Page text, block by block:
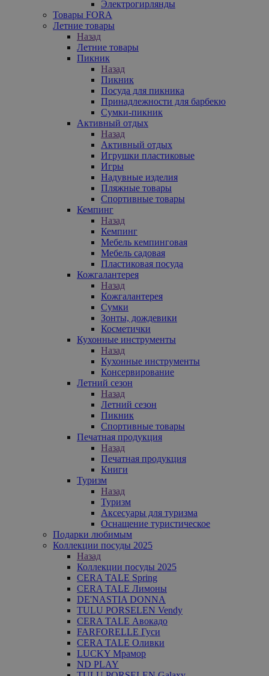
Электрогирлянды
Товары FORA
Летние товары
Назад
Летние товары
Пикник
Назад
Пикник
Посуда для пикника
Принадлежности для барбекю
Сумки-пикник
Активный отдых
Назад
Активный отдых
Игрушки пластиковые
Игры
Надувные изделия
Пляжные товары
Спортивные товары
Кемпинг
Назад
Кемпинг
Мебель кемпинговая
Мебель садовая
Пластиковая посуда
Кожгалантерея
Назад
Кожгалантерея
Сумки
Зонты, дождевики
Косметички
Кухонные инструменты
Назад
Кухонные инструменты
Консервирование
Летний сезон
Назад
Летний сезон
Пикник
Спортивные товары
Печатная продукция
Назад
Печатная продукция
Книги
Туризм
Назад
Туризм
Аксесуары для туризма
Оснащение туристическое
Подарки любимым
Коллекции посуды 2025
Назад
Коллекции посуды 2025
CERA TALE Spring
CERA TALE Лимоны
DE'NASTIA DONNA
TULU PORSELEN Vendy
CERA TALE Авокадо
FARFORELLE Гуси
CERA TALE Оливки
LUCKY Мрамор
ND PLAY